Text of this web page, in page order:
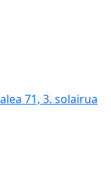
71, 3. solairua